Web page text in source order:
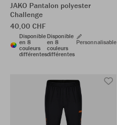
JAKO Pantalon polyester
Challenge
40,00 CHF
Disponible
en 8
couleurs
différentes
Disponible
en 8
couleurs
différentes
Personnalisable